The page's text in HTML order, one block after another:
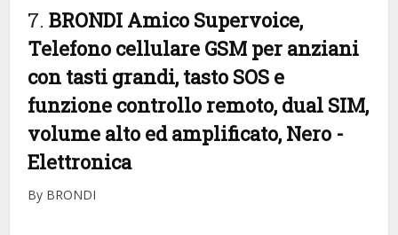
7.BRONDI Amico Supervoice,
Telefono cellulare GSM per anziani
con tasti grandi, tasto SOS e
funzione controllo remoto, dual SIM,
volume alto ed amplificato, Nero -
Elettronica
By BRONDI